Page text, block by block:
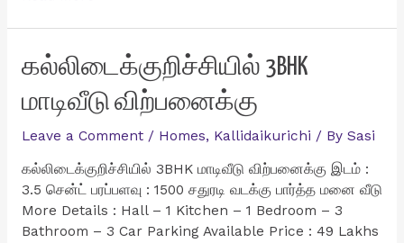
பள்ளிவாசல்
அருகில்
2
சென்ட்
வீட்டுமனை
விற்பனைக்கு
கல்லிடைக்குறிச்சியில் 3BHK
மாடிவீடு விற்பனைக்கு
Leave a Comment / Homes, Kallidaikurichi / By Sasi
கல்லிடைக்குறிச்சியில் 3BHK மாடிவீடு விற்பனைக்கு இடம் :
3.5 சென்ட் பரப்பளவு : 1500 சதுரடி வடக்கு பார்த்த மனை வீடு
More Details : Hall – 1 Kitchen – 1 Bedroom – 3
Bathroom – 3 Car Parking Available Price : 49 Lakhs